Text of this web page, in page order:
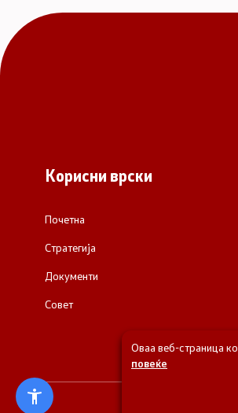
Корисни врски
Почетна
Стратегија
Документи
Совет
Оваа веб-страница
повеќе